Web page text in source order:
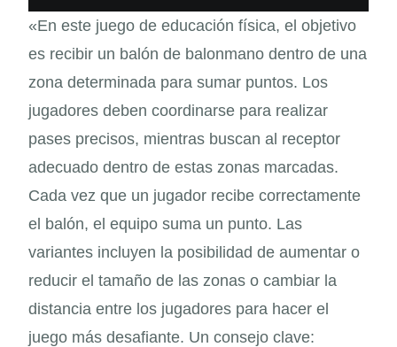
«En este juego de educación física, el objetivo
es recibir un balón de balonmano dentro de una
zona determinada para sumar puntos. Los
jugadores deben coordinarse para realizar
pases precisos, mientras buscan al receptor
adecuado dentro de estas zonas marcadas.
Cada vez que un jugador recibe correctamente
el balón, el equipo suma un punto. Las
variantes incluyen la posibilidad de aumentar o
reducir el tamaño de las zonas o cambiar la
distancia entre los jugadores para hacer el
juego más desafiante. Un consejo clave: